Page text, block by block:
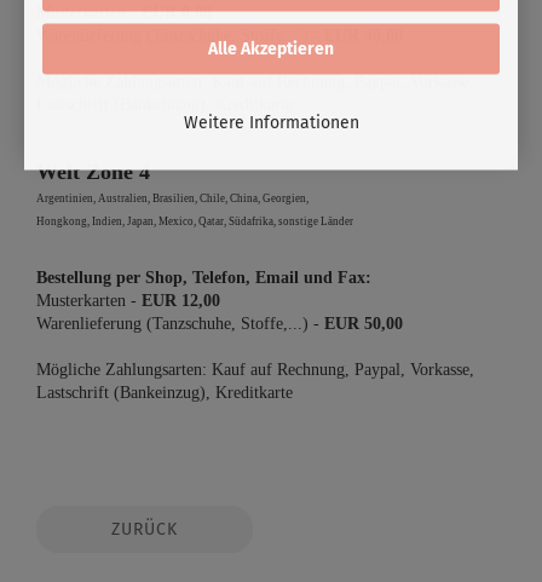
Alle Akzeptieren
Weitere Informationen
Musterkarten -EUR 8,00
Warenlieferung (Tanzschuhe, Stoffe,...)
Welt Zone 4
Argentinien, Australien, Brasilien, Chile, China, Georgien,
Hongkong, Indien, Japan, Mexico, Qatar, Südafrika, sonstige Länder
Bestellung per Shop, Telefon, Email und Fax:
Musterkarten - EUR 12,00
Warenlieferung (Tanzschuhe, Stoffe,...) - EUR 50,00
Mögliche Zahlungsarten: Kauf auf Rechnung, Paypal, Vorkasse,
Lastschrift (Bankeinzug), Kreditkarte
ZURÜCK